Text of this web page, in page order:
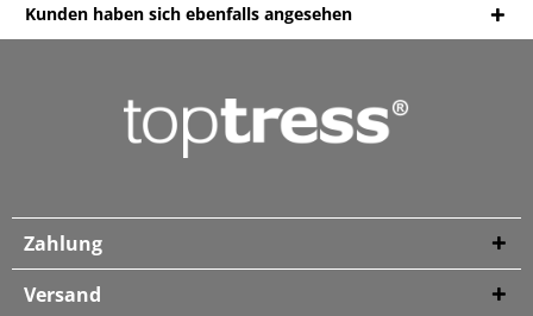
Kunden haben sich ebenfalls angesehen
Zahlung
Versand